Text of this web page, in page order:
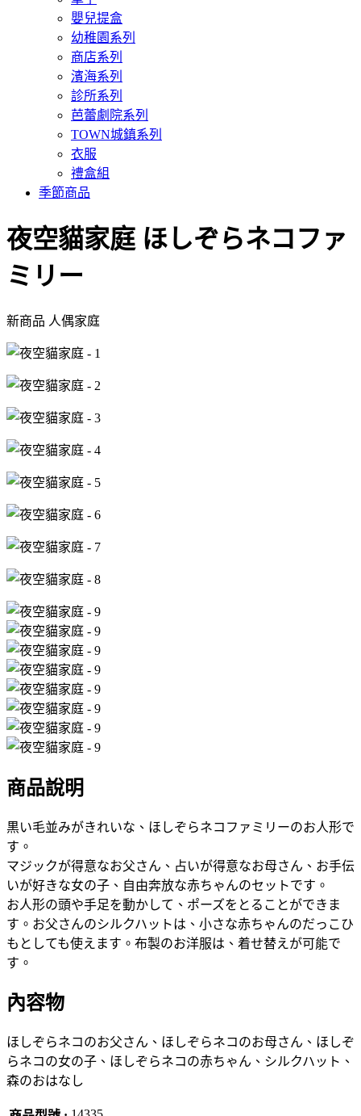
嬰兒提盒
幼稚園系列
商店系列
濱海系列
診所系列
芭蕾劇院系列
TOWN城鎮系列
衣服
禮盒組
季節商品
夜空貓家庭 ほしぞらネコファ
ミリー
新商品 人偶家庭
商品說明
黒い毛並みがきれいな、ほしぞらネコファミリーのお人形で
す。
マジックが得意なお父さん、占いが得意なお母さん、お手伝
いが好きな女の子、自由奔放な赤ちゃんのセットです。
お人形の頭や手足を動かして、ポーズをとることができま
す。お父さんのシルクハットは、小さな赤ちゃんのだっこひ
もとしても使えます。布製のお洋服は、着せ替えが可能で
す。
內容物
ほしぞらネコのお父さん、ほしぞらネコのお母さん、ほしぞ
らネコの女の子、ほしぞらネコの赤ちゃん、シルクハット、
森のおはなし